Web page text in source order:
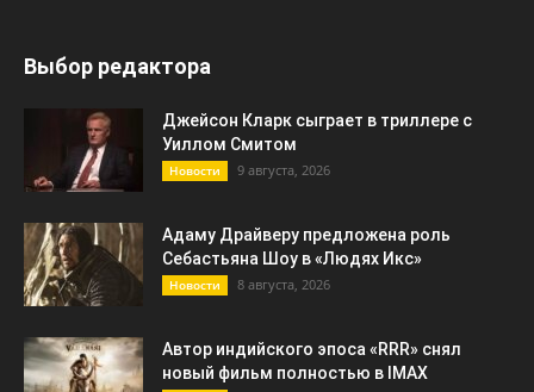
Выбор редактора
Джейсон Кларк сыграет в триллере с
Уиллом Смитом
Новости 9 августа, 2026
Адаму Драйверу предложена роль
Себастьяна Шоу в «Людях Икс»
Новости 8 августа, 2026
Автор индийского эпоса «RRR» снял
новый фильм полностью в IMAX